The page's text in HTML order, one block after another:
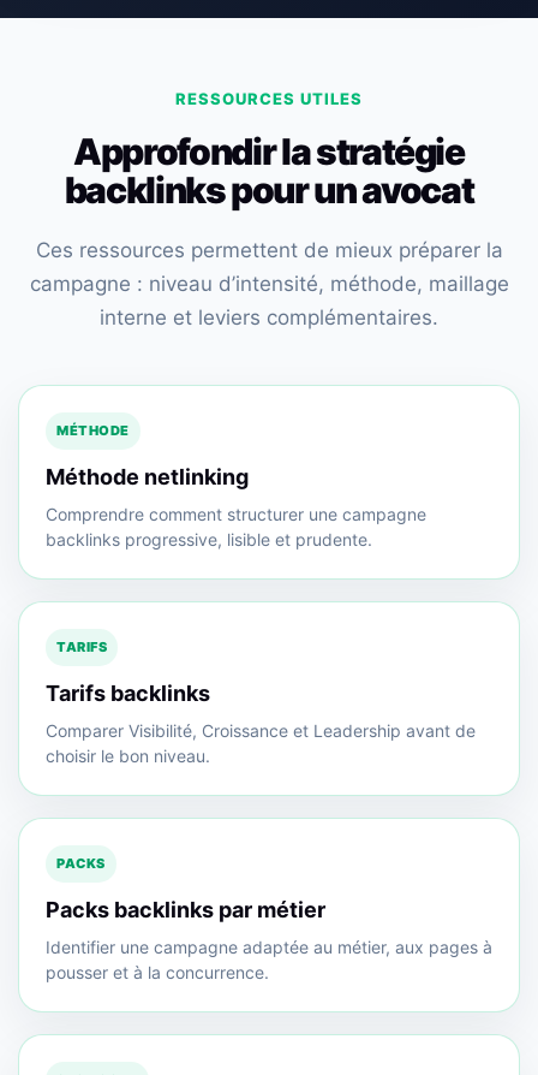
RESSOURCES UTILES
Approfondir la stratégie
backlinks pour un avocat
Ces ressources permettent de mieux préparer la
campagne : niveau d’intensité, méthode, maillage
interne et leviers complémentaires.
MÉTHODE
Méthode netlinking
Comprendre comment structurer une campagne
backlinks progressive, lisible et prudente.
TARIFS
Tarifs backlinks
Comparer Visibilité, Croissance et Leadership avant de
choisir le bon niveau.
PACKS
Packs backlinks par métier
Identifier une campagne adaptée au métier, aux pages à
pousser et à la concurrence.